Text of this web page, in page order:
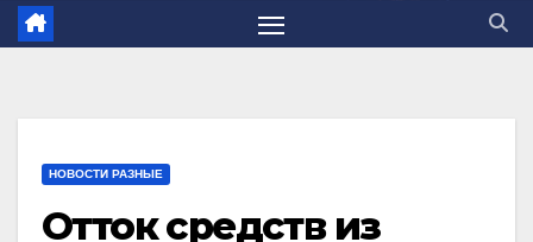
НОВОСТИ РАЗНЫЕ
Отток средств из